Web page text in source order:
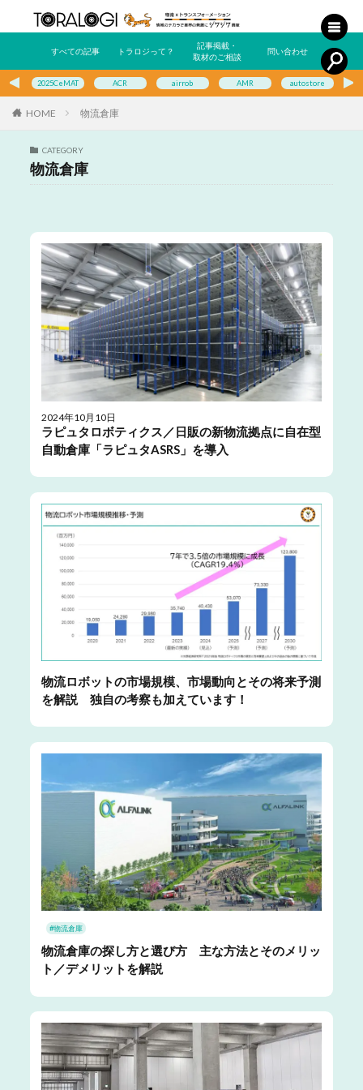
すべての記事 トラロジって？
記事掲載・
取材のご相談
問い合わせ
2025CeMAT ACR airrob AMR autostore
HOME 物流倉庫
CATEGORY
物流倉庫
2024年10月10日
ラピュタロボティクス／日販の新物流拠点に自在型
自動倉庫「ラピュタASRS」を導入
物流ロボットの市場規模、市場動向とその将来予測
を解説 独自の考察も加えています！
#物流倉庫
物流倉庫の探し方と選び方 主な方法とそのメリッ
ト／デメリットを解説